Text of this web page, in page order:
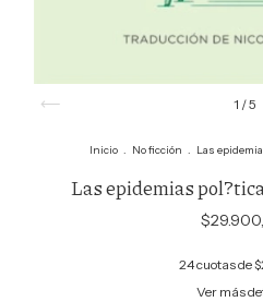
1 /5
Inicio No ficción Las
Las epidemias
24cuotas de
Ver más